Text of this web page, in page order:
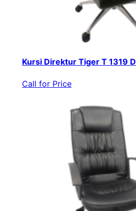
Kursi Direktur Tiger T 1319 D
Call for Price